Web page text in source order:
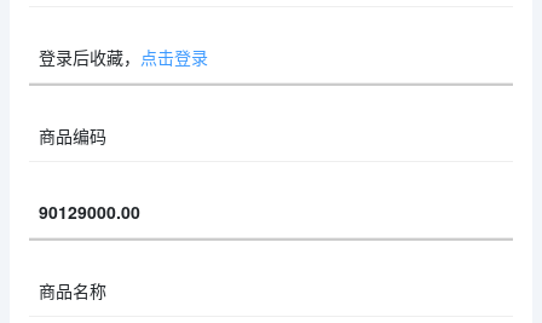
登录后收藏， 点击登录
商品编码
90129000.00
商品名称